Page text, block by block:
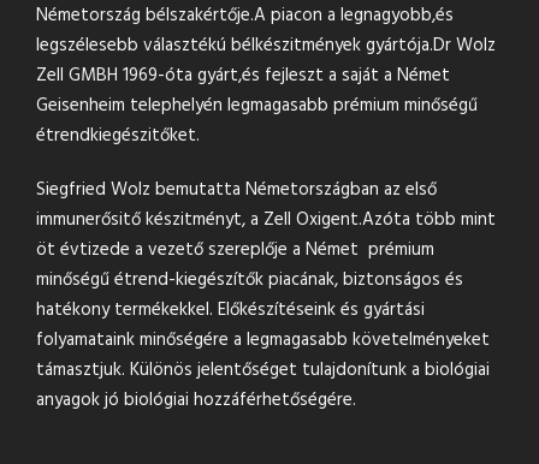
Németország bélszakértője.A piacon a legnagyobb,és
legszélesebb választékú bélkészitmények gyártója.Dr Wolz
Zell GMBH 1969-óta gyárt,és fejleszt a saját a Német
Geisenheim telephelyén legmagasabb prémium minőségű
étrendkiegészitőket.
Siegfried Wolz bemutatta Németországban az első
immunerősitő készitményt, a Zell Oxigent.Azóta több mint
öt évtizede a vezető szereplője a Német prémium
minőségű étrend-kiegészítők piacának, biztonságos és
hatékony termékekkel. Előkészítéseink és gyártási
folyamataink minőségére a legmagasabb követelményeket
támasztjuk. Különös jelentőséget tulajdonítunk a biológiai
anyagok jó biológiai hozzáférhetőségére.